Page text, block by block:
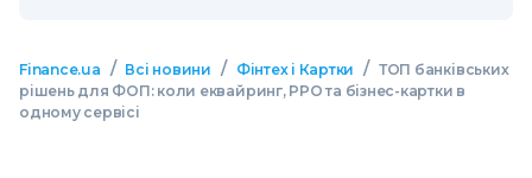
Finance.ua / Всі новини / Фінтех і Картки / ТОП банківських
рішень для ФОП: коли еквайринг, РРО та бізнес-картки в
одному сервісі